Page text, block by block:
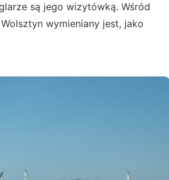
są jego wizytówką. Wśród
wymieniany jest, jako